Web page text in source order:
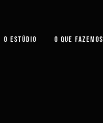
O ESTÚDIO O QUE FAZEMOS